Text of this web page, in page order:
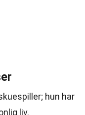
hun har
liv.